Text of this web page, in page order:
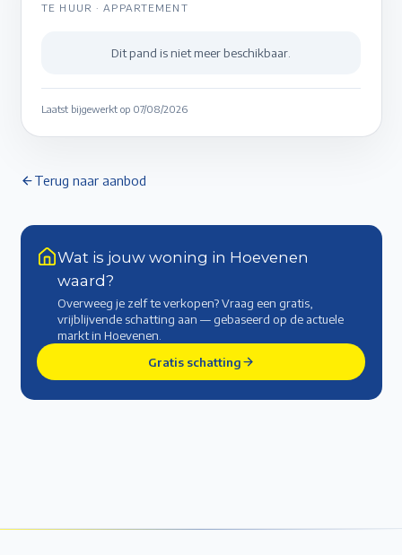
TE HUUR · APPARTEMENT
Dit pand is niet meer beschikbaar.
Laatst bijgewerkt op 07/08/2026
Terug naar aanbod
Wat is jouw woning in Hoevenen
waard?
Overweeg je zelf te verkopen? Vraag een gratis,
vrijblijvende schatting aan — gebaseerd op de actuele
marktin Hoevenen
Gratis schatting